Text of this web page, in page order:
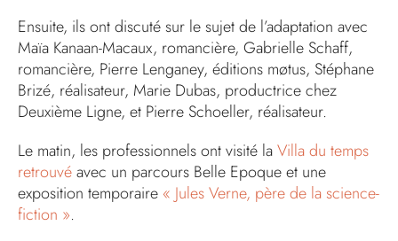
Ensuite, ils ont discuté sur le sujet de l’adaptation avec
Maïa Kanaan-Macaux, romancière, Gabrielle Schaff,
romancière, Pierre Lenganey, éditions møtus, Stéphane
Brizé, réalisateur, Marie Dubas, productrice chez
Deuxième Ligne, et Pierre Schoeller, réalisateur.
Le matin, les professionnels ont visité laVilla du temps
retrouvéavec un parcours Belle Epoque et une
exposition temporaire « Jules Verne, père de la science-
fiction ».